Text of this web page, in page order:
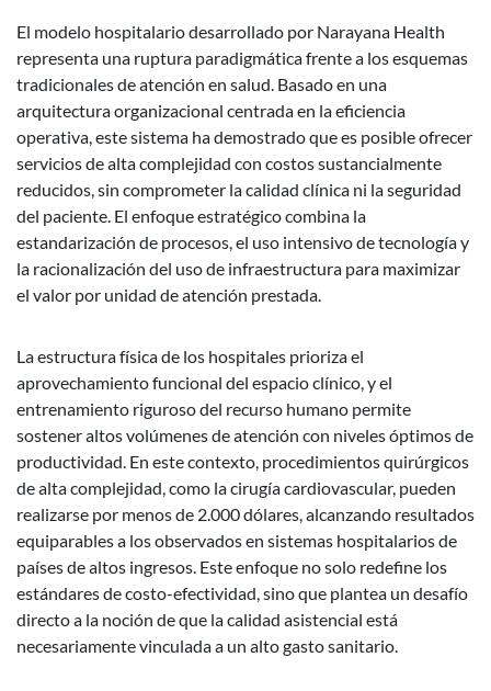
El modelo hospitalario desarrollado por Narayana Health
representa una ruptura paradigmática frente a los esquemas
tradicionales de atención en salud. Basado en una
arquitectura organizacional centrada en la eficiencia
operativa, este sistema ha demostrado que es posible ofrecer
servicios de alta complejidad con costos sustancialmente
reducidos, sin comprometer la calidad clínica ni la seguridad
del paciente. El enfoque estratégico combina la
estandarización de procesos, el uso intensivo de tecnología y
la racionalización del uso de infraestructura para maximizar
el valor por unidad de atención prestada.
La estructura física de los hospitales prioriza el
aprovechamiento funcional del espacio clínico, y el
entrenamiento riguroso del recurso humano permite
sostener altos volúmenes de atención con niveles óptimos de
productividad. En este contexto, procedimientos quirúrgicos
de alta complejidad, como la cirugía cardiovascular, pueden
realizarse por menos de 2.000 dólares, alcanzando resultados
equiparables a los observados en sistemas hospitalarios de
países de altos ingresos. Este enfoque no solo redefine los
estándares de costo-efectividad, sino que plantea un desafío
directo a la noción de que la calidad asistencial está
necesariamente vinculada a un alto gasto sanitario.